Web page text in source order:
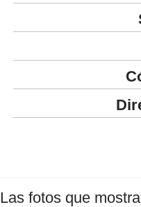
Las fotos que